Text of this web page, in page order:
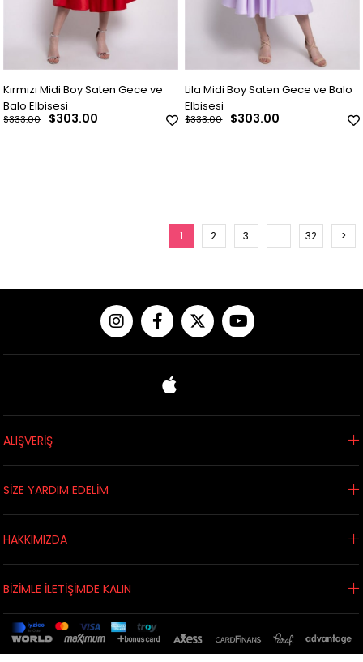
Kırmızı Midi Boy Saten Gece ve
Balo Elbisesi
$303.00
$333.00
Lila Midi Boy Saten Gece ve Balo
Elbisesi
$303.00
$333.00
1 2 3 ... 32 >
ALIŞVERİŞ
SİZE YARDIM EDELİM
HAKKIMIZDA
BİZİMLE İLETİŞİMDE KALIN